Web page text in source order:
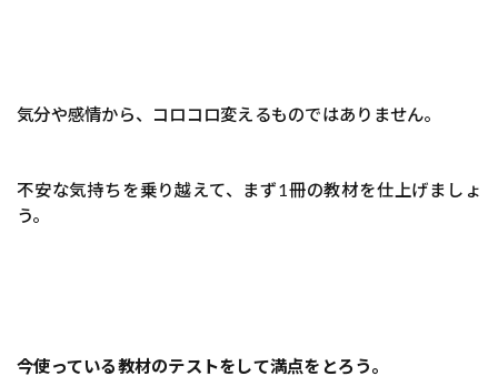
気分や感情から、コロコロ変えるものではありません。
不安な気持ちを乗り越えて、まず1冊の教材を仕上げましょ
う。
今使っている教材のテストをして満点をとろう。